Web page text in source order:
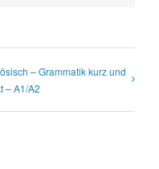
– Grammatik kurz und
– A1/A2